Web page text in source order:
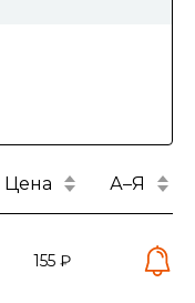
Цена А–Я
155 ₽